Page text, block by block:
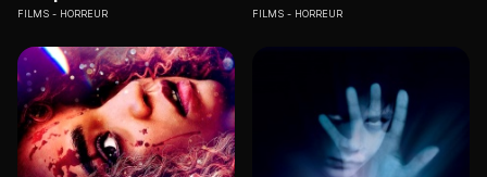
FILMS HORREUR FILMS HORREUR